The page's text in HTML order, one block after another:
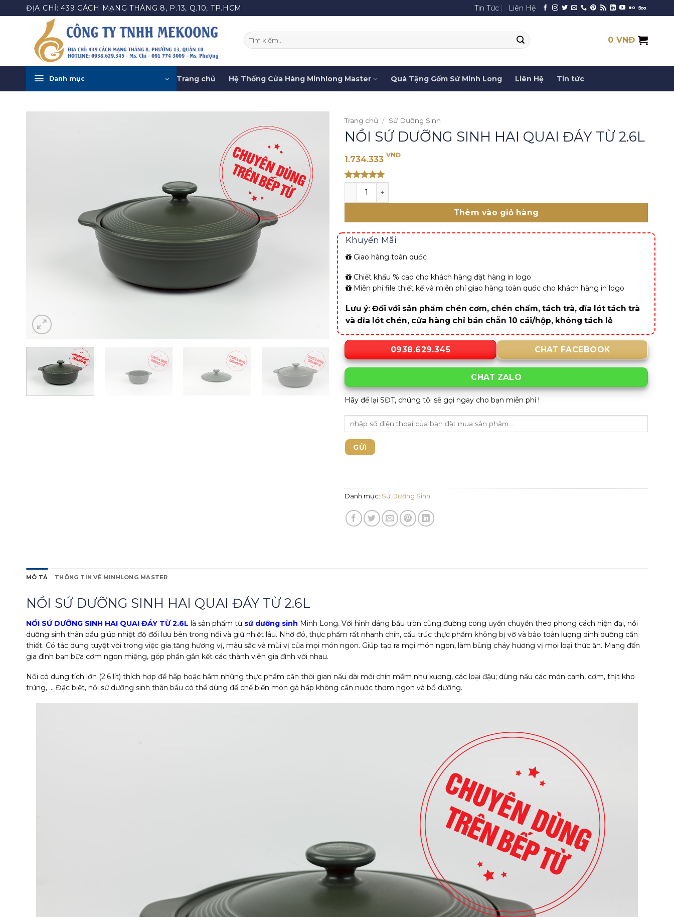
qua
ĐỊA CHỈ: 439 CÁCH MẠNG THÁNG 8, P.13, Q.10, TP.HCM Tin Tức Liên Hệ
Tìm
kiếm:
0 VNĐ
Danh mục Trang chủ Hệ Thống Cửa Hàng Minhlong Master Quà Tặng Gốm Sứ Minh Long Liên Hệ Tin tức
Trang chủ / Sứ Dưỡng Sinh
NỒI SỨ DƯỠNG SINH HAI QUAI ĐÁY TỪ 2.6L
1.734.333 VNĐ
out of 5
NỒI SỨ DƯỠNG SINH HAI QUAI ĐÁY TỪ 2.6L số lượng
Thêm vào giỏ hàng
Khuyến Mãi
Giao hàng toàn quốc
Chiết khấu % cao cho khách hàng đặt hàng in logo
Miễn phí file thiết kế và miễn phí giao hàng toàn quốc cho khách hàng in logo
Lưu ý: Đối với sản phẩm chén cơm, chén chấm, tách trà, dĩa lót tách trà
và dĩa lót chén, cửa hàng chỉ bán chẵn 10 cái/hộp, không tách lẻ
0938.629.345 CHAT FACEBOOK
CHAT ZALO
Hãy để lại SĐT, chúng tôi sẽ gọi ngay cho bạn miễn phí !
Danh mục: Sứ Dưỡng Sinh
MÔ TẢ THÔNG TIN VỀ MINHLONG MASTER
NỒI SỨ DƯỠNG SINH HAI QUAI ĐÁY TỪ 2.6L
NỒI SỨ DƯỠNG SINH HAI QUAI ĐÁY TỪ 2.6L là sản phẩm từ sứ dưỡng sinh Minh Long. Với hình dáng bầu tròn cùng đường cong uyển chuyển theo phong cách hiện đại, nồi
dưỡng sinh thân bầu giúp nhiệt độ đối lưu bên trong nồi và giữ nhiệt lâu. Nhờ đó, thực phẩm rất nhanh chín, cấu trúc thực phẩm không bị vỡ và bảo toàn lượng dinh dưỡng cần
thiết. Có tác dụng tuyệt vời trong việc gia tăng hương vị, màu sắc và mùi vị của mọi món ngon. Giúp tạo ra mọi món ngon, làm bùng cháy hương vị mọi loại thức ăn. Mang đến
gia đình bạn bữa cơm ngon miệng, góp phần gắn kết các thành viên gia đình với nhau.
Nồi có dung tích lớn (2.6 lít) thích hợp để hấp hoặc hầm những thực phẩm cần thời gian nấu dài mới chín mềm như xương, các loại đậu; dùng nấu các món canh, cơm, thịt kho
trứng, … Đặc biệt, nồi sứ dưỡng sinh thân bầu có thể dùng để chế biến món gà hấp không cần nước thơm ngon và bổ dưỡng.